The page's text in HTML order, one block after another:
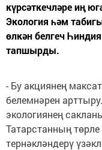
күрсәткечләре иң
Экология һәм
өлкән белгеч
тапшырды.
- Бу акциянең
белемнәрен
экологиянең
Татарстанның
тернәкләндерү